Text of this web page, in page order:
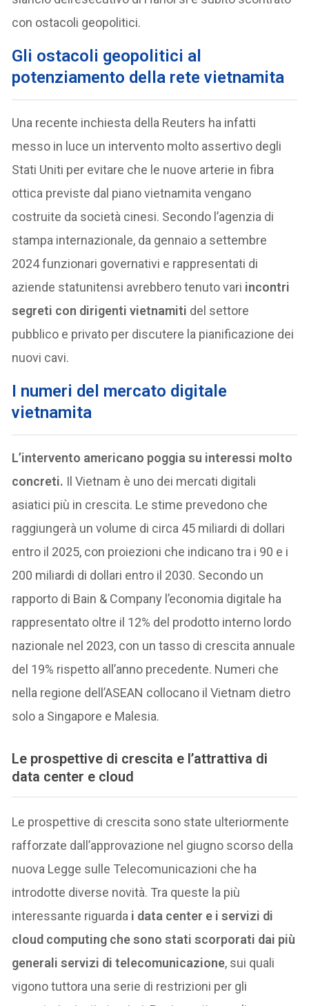
con ostacoli geopolitici.
Gli ostacoli geopolitici al
potenziamento della rete vietnamita
Una recente inchiesta della Reuters ha infatti
messo in luce un intervento molto assertivo degli
Stati Uniti per evitare che le nuove arterie in fibra
ottica previste dal piano vietnamita vengano
costruite da società cinesi. Secondo l’agenzia di
stampa internazionale, da gennaio a settembre
2024 funzionari governativi e rappresentati di
aziende statunitensi avrebbero tenuto vari incontri
segreti con dirigenti vietnamiti del settore
pubblico e privato per discutere la pianificazione dei
nuovi cavi.
I numeri del mercato digitale
vietnamita
L’intervento americano poggia su interessi molto
concreti. Il Vietnam è uno dei mercati digitali
asiatici più in crescita. Le stime prevedono che
raggiungerà un volume di circa 45 miliardi di dollari
entro il 2025, con proiezioni che indicano tra i 90 e i
200 miliardi di dollari entro il 2030. Secondo un
rapporto di Bain & Company l’economia digitale ha
rappresentato oltre il 12% del prodotto interno lordo
nazionale nel 2023, con un tasso di crescita annuale
del 19% rispetto all’anno precedente. Numeri che
nella regione dell’ASEAN collocano il Vietnam dietro
solo a Singapore e Malesia.
Le prospettive di crescita e l’attrattiva di
data center e cloud
Le prospettive di crescita sono state ulteriormente
rafforzate dall’approvazione nel giugno scorso della
nuova Legge sulle Telecomunicazioni che ha
introdotte diverse novità. Tra queste la più
interessante riguarda i data center e i servizi di
cloud computing che sono stati scorporati dai più
generali servizi di telecomunicazione, sui quali
vigono tuttora una serie di restrizioni per gli